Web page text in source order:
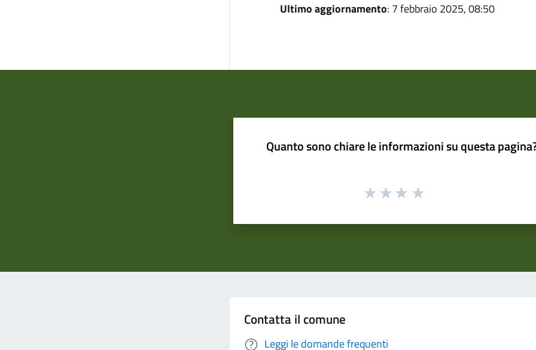
Ultimo aggiornamento: 7 febbraio 2025, 08:50
Quanto sono chiare le informazioni su questa
Contatta il comune
Leggi le domande frequenti